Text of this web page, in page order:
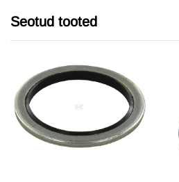
Seotud tooted